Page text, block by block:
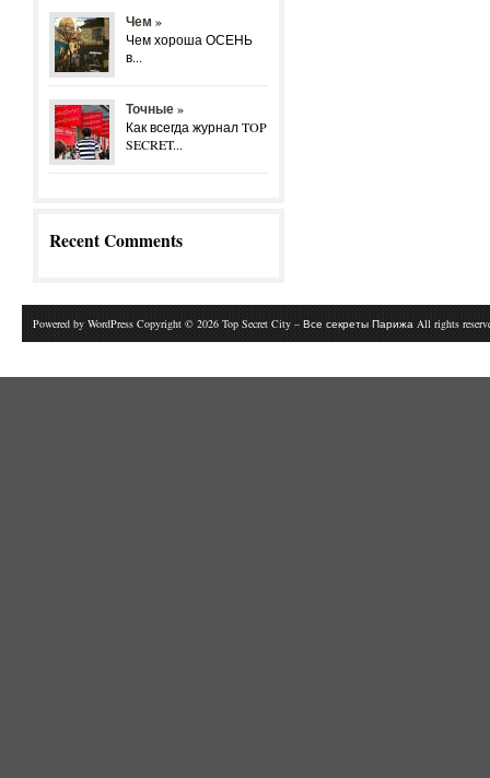
Чем »
Чем хороша ОСЕНЬ
в...
Точные »
Как всегда журнал TOP
SECRET...
Recent Comments
Powered by WordPress Copyright © 2026 Top Secret City – Все секреты Парижа All rights